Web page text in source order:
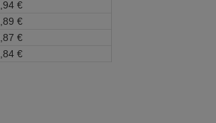
94 €
89 €
87 €
84 €